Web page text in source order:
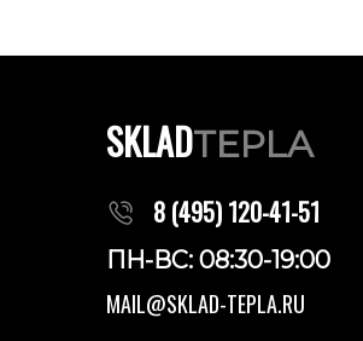
SKLADTEPLA
8 (495) 120-41-51
ПН-ВС: 08:30-19:00
MAIL@SKLAD-TEPLA.RU